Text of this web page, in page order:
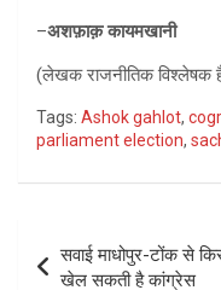
–अशफ़ाक़ कायमखानी
(लेखक राजनीतिक विश्लेषक
Tags: Ashok gahlot,
parliament election,
navigation
सवाई माधोपुर-टोंक से
खेल सकती है कांग्रेस